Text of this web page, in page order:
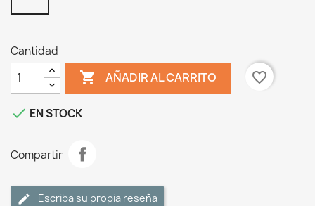
Cantidad
 AÑADIR AL CARRITO favorite_border
 EN STOCK
Compartir
Escriba su propia reseña